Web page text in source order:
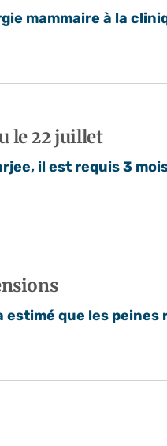
mammaire à la
le 22 juillet
il est requis 3
que les